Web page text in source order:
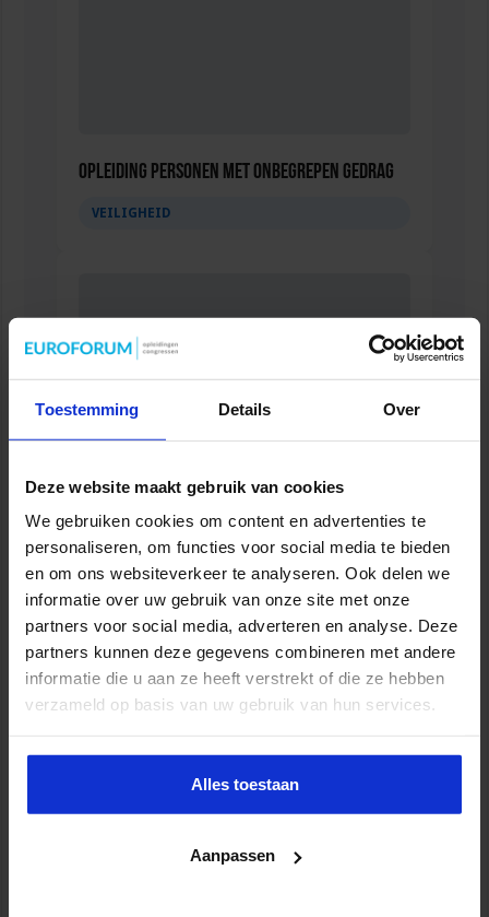
Toestemming Details Over
Deze website maakt gebruik van cookies
We gebruiken cookies om content en advertenties te
personaliseren, om functies voor social media te bieden
en om ons websiteverkeer te analyseren. Ook delen we
informatie over uw gebruik van onze site met onze
partners voor social media, adverteren en analyse. Deze
partners kunnen deze gegevens combineren met andere
informatie die u aan ze heeft verstrekt of die ze hebben
verzameld op basis van uw gebruik van hun services.
Alles toestaan
Aanpassen
Opleiding Personen met onbegrepen gedrag
VEILIGHEID
Opleiding Sociale Veiligheid in de Organisatie
VEILIGHEID